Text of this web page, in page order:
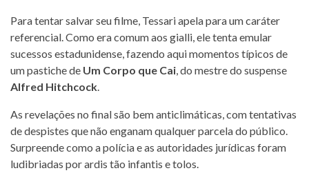
Para tentar salvar seu filme, Tessari apela para um caráter
referencial. Como era comum aos gialli, ele tenta emular
sucessos estadunidense, fazendo aqui momentos típicos de
um pastiche de Um Corpo que Cai, do mestre do suspense
Alfred Hitchcock.
As revelações no final são bem anticlimáticas, com tentativas
de despistes que não enganam qualquer parcela do público.
Surpreende como a polícia e as autoridades jurídicas foram
ludibriadas por ardis tão infantis e tolos.